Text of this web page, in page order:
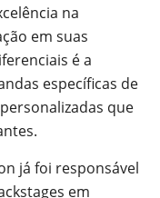
na
em suas
é a
específicas de
que
já foi responsável
em